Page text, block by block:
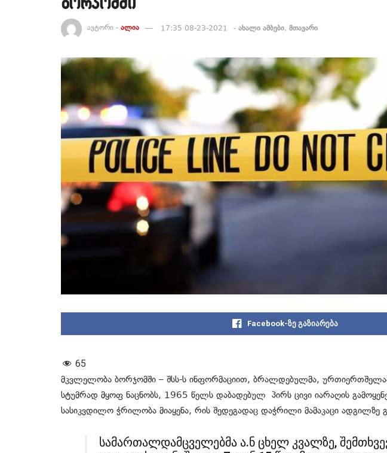
ავტორი - ალია 17:35 08-23-2021 - ახალი ამბები, მთავარი
Facebook-ზე გაზიარება
65
მკვლელობა ბორჯომში – შსს-ს ინფორმაციით, ბრალდებულმა,
სტუმრად მყოფ ნაცნობს, 1965 წელს დაბადებულ პირს ცივი იარაღის
სასიკვდილო ჭრილობა მიაყენა, რის შედეგადაც დაჭრილი მამაკაცი ადგილზე
სამართალდამცველებმა ა.ნ ცხელ კვალზე,